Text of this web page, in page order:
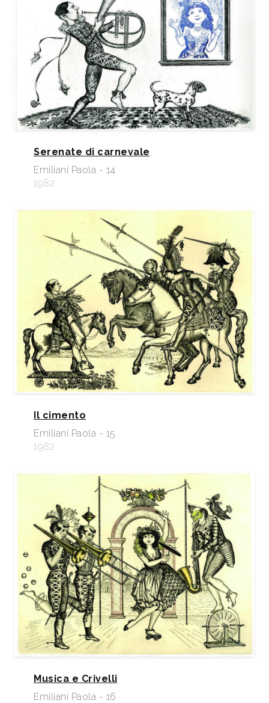
Serenate di carnevale
Emiliani Paola - 14
1982
Il cimento
Emiliani Paola - 15
1982
Musica e Crivelli
Emiliani Paola - 16